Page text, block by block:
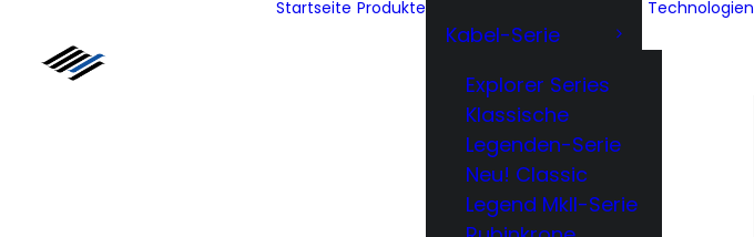
Startseite Produkte
Kabel-Serie
Explorer Series
Klassische
Legenden-Serie
Neu! Classic
Legend MkII-Serie
Technologien